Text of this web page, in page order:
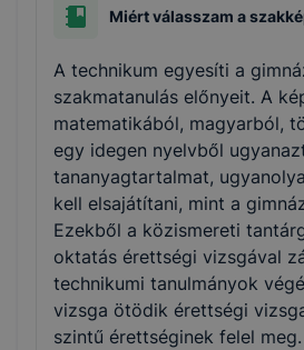
Miért válasszam a
A technikum egyesíti a
szakmatanulás előnyeit. A
matematikából, magyarból,
egy idegen nyelvből
tananyagtartalmat,
kell elsajátítani, mint a
Ezekből a közismereti
oktatás érettségi vizsgával
technikumi tanulmányok
vizsga ötödik érettségi
szintű érettséginek felel